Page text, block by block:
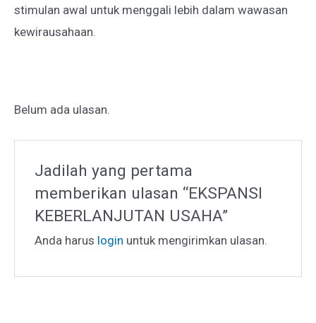
stimulan awal untuk menggali lebih dalam wawasan
kewirausahaan.
Belum ada ulasan.
Jadilah yang pertama
memberikan ulasan “EKSPANSI
KEBERLANJUTAN USAHA”
Anda harus login untuk mengirimkan ulasan.